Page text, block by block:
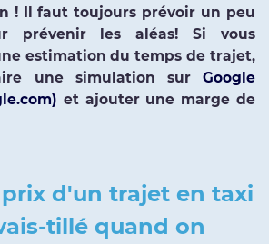
! Il faut toujours prévoir un peu
prévenir les aléas! Si vous
estimation du temps de trajet,
une simulation sur Google
et ajouter une marge de
d'un trajet en taxi
tillé quand on